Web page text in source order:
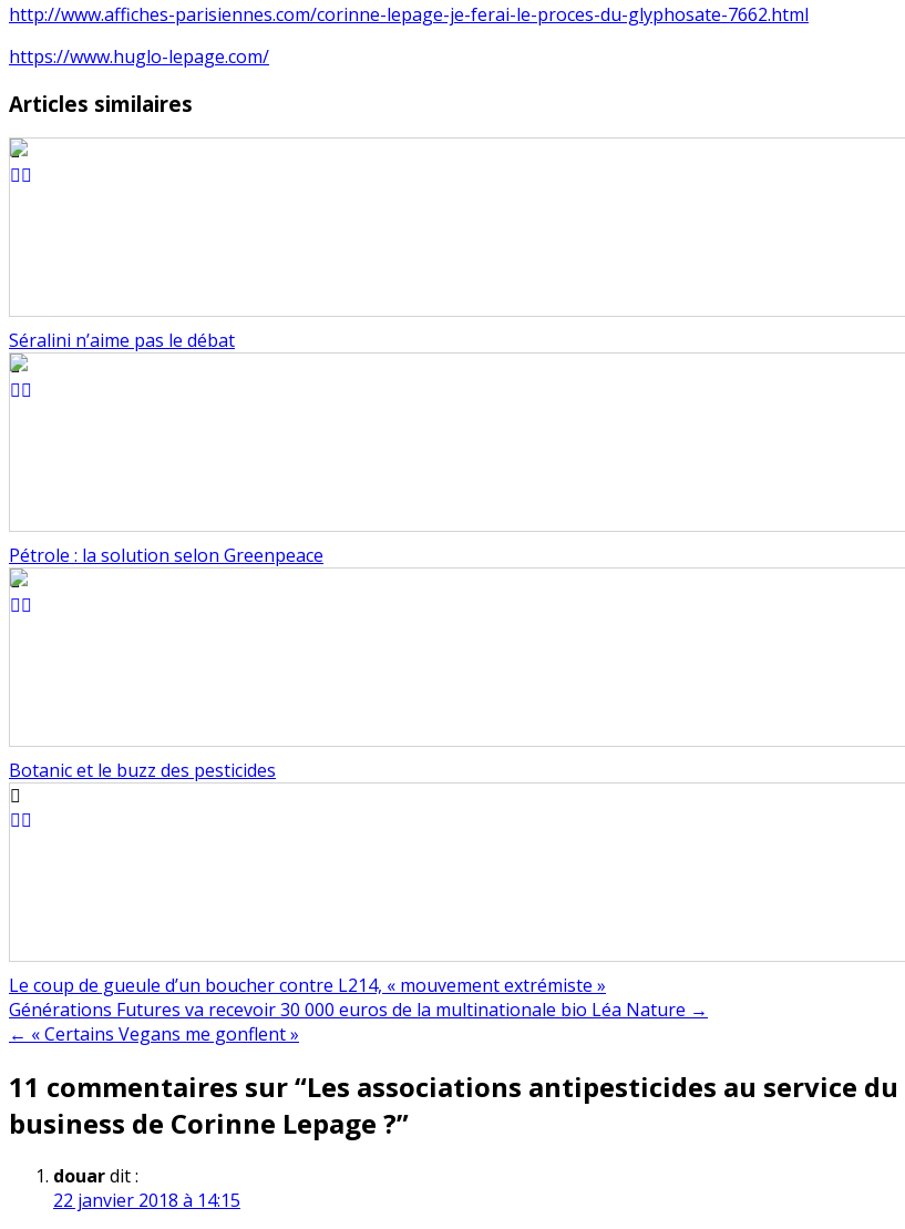
http://www.affiches-parisiennes.com/corinne-lepage-je-ferai-le-proces-du-glyphosate-7662.html
https://www.huglo-lepage.com/
Articles similaires
Séralini n’aime pas le débat
Pétrole : la solution selon Greenpeace
Botanic et le buzz des pesticides
Le coup de gueule d’un boucher contre L214, « mouvement extrémiste »
Navigation
de
l’article
Générations Futures va recevoir 30 000 euros de la multinationale bio Léa Nature →
← « Certains Vegans me gonflent »
11 commentaires sur “Les associations antipesticides au service du
business de Corinne Lepage ?”
douardit :
22 janvier 2018 à 14:15